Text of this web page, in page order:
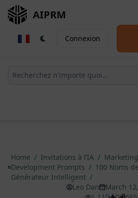
AIPRM
Connexion
Home / Invitations à l’IA /
Development Prompts / 100 Noms
Générateur Intelligent /
Leo Dan
March